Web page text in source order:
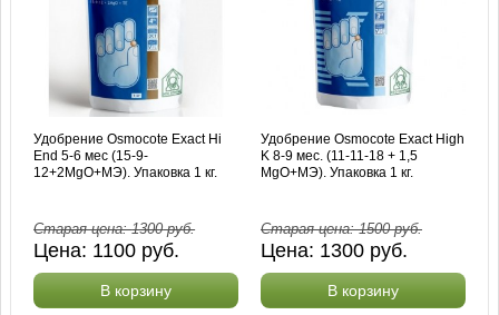
Удобрение Osmocote Exact Hi
End 5-6 мес (15-9-
12+2MgO+МЭ). Упаковка 1 кг.
Старая цена:1300руб.
Цена: 1100 руб.
В корзину
Удобрение Osmocote Exact High
K 8-9 мес. (11-11-18 + 1,5
MgO+МЭ). Упаковка 1 кг.
Старая цена:1500руб.
Цена: 1300 руб.
В корзину